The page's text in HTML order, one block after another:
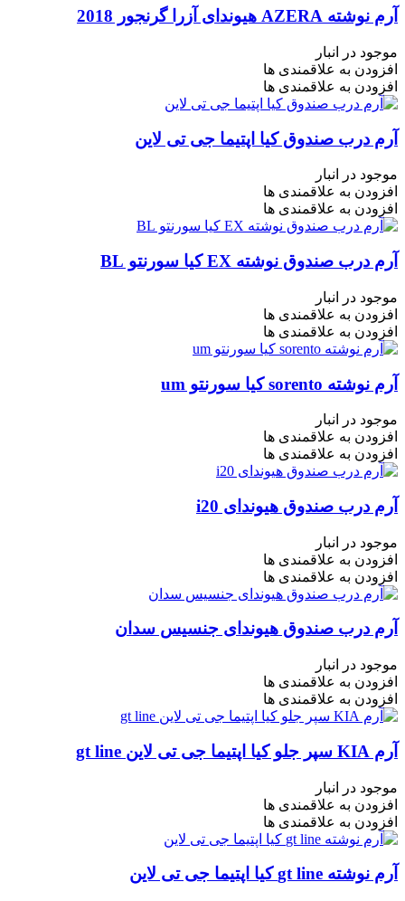
آرم نوشته AZERA هیوندای آزرا گرنجور 2018
موجود در انبار
افزودن به علاقمندی ها
افزودن به علاقمندی ها
آرم درب صندوق کیا اپتیما جی تی لاین
موجود در انبار
افزودن به علاقمندی ها
افزودن به علاقمندی ها
آرم درب صندوق نوشته EX کیا سورنتو BL
موجود در انبار
افزودن به علاقمندی ها
افزودن به علاقمندی ها
آرم نوشته sorento کیا سورنتو um
موجود در انبار
افزودن به علاقمندی ها
افزودن به علاقمندی ها
آرم درب صندوق هیوندای i20
موجود در انبار
افزودن به علاقمندی ها
افزودن به علاقمندی ها
آرم درب صندوق هیوندای جنسیس سدان
موجود در انبار
افزودن به علاقمندی ها
افزودن به علاقمندی ها
آرم KIA سپر جلو کیا اپتیما جی تی لاین gt line
موجود در انبار
افزودن به علاقمندی ها
افزودن به علاقمندی ها
آرم نوشته gt line کیا اپتیما جی تی لاین